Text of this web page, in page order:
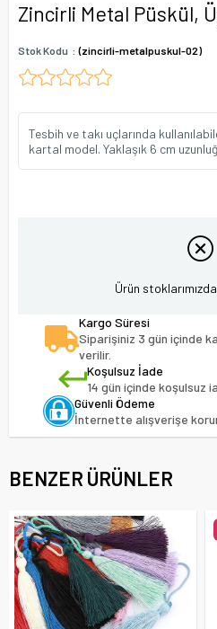
Zincirli Metal Püskül,
Stok Kodu (zincirli-metalpuskul-02)
Tesbih ve takı uçlarında
kartal model. Yaklaşık 6 cm
Ürün
Kargo Süresi
Siparişiniz 3 gün içinde
verilir.
Koşulsuz İade
14 gün içinde koşulsuz
Güvenli Ödeme
İnternette alışverişe
BENZER ÜRÜNLER